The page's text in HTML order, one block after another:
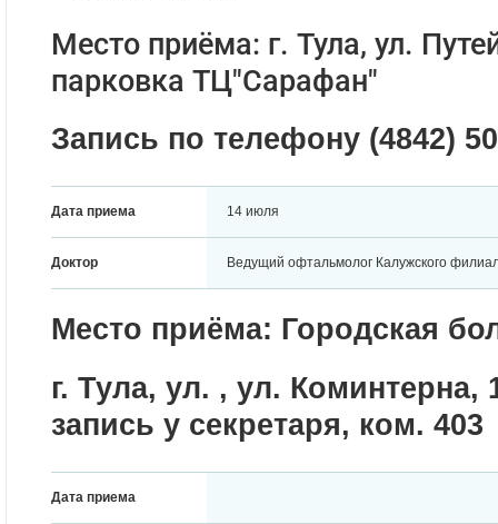
Место приёма: г. Тула, ул.
парковка ТЦ"Сарафан"
Запись по телефону (4842)
Дата приема 14 июля
Доктор Ведущий офтальмолог Калужского
Место приёма: Городская
г. Тула, ул. , ул. Коминтерна,
запись у секретаря, ком. 403
Дата приема